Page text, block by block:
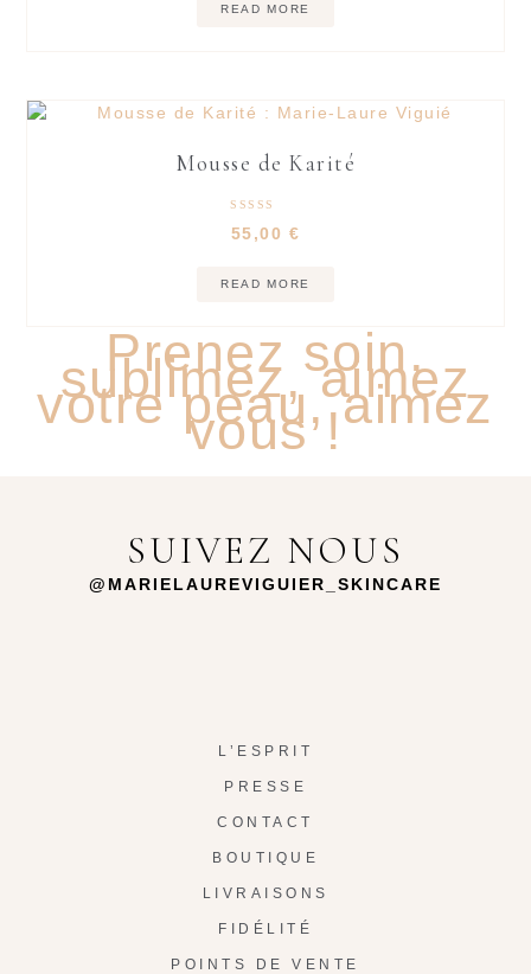
READ MORE
Mousse de Karité
5.00
out of 5
55,00 €
READ MORE
Prenez soin,
sublimez, aimez
votre peau, aimez
vous !
SUIVEZ NOUS
@MARIELAUREVIGUIER_SKINCARE
L’ESPRIT
PRESSE
CONTACT
BOUTIQUE
LIVRAISONS
FIDÉLITÉ
POINTS DE VENTE